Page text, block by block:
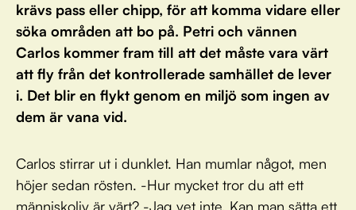
krävs pass eller chipp, för att komma vidare eller
söka områden att bo på. Petri och vännen
Carlos kommer fram till att det måste vara värt
att fly från det kontrollerade samhället de lever
i. Det blir en flykt genom en miljö som ingen av
dem är vana vid.
Carlos stirrar ut i dunklet. Han mumlar något, men
höjer sedan rösten. -Hur mycket tror du att ett
människoliv är värt? -Jag vet inte. Kan man sätta ett